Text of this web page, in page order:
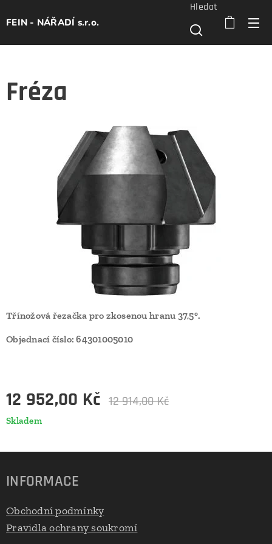
FEIN - NÁŘADÍ s.r.o.
Hledat
Fréza
Třínožová řezačka pro zkosenou hranu 37,5°.
Objednací číslo: 64301005010
12 952,00 Kč 12 914,00Kč
Skladem
INFORMACE
Obchodní podmínky
Pravidla ochrany soukromí